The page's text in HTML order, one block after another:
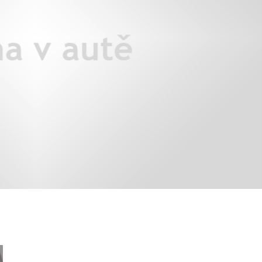
stručně o autosedačkách